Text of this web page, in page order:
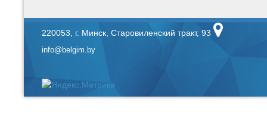
220053, г. Минск, Старовиленский тракт, 93
info@belgim.by